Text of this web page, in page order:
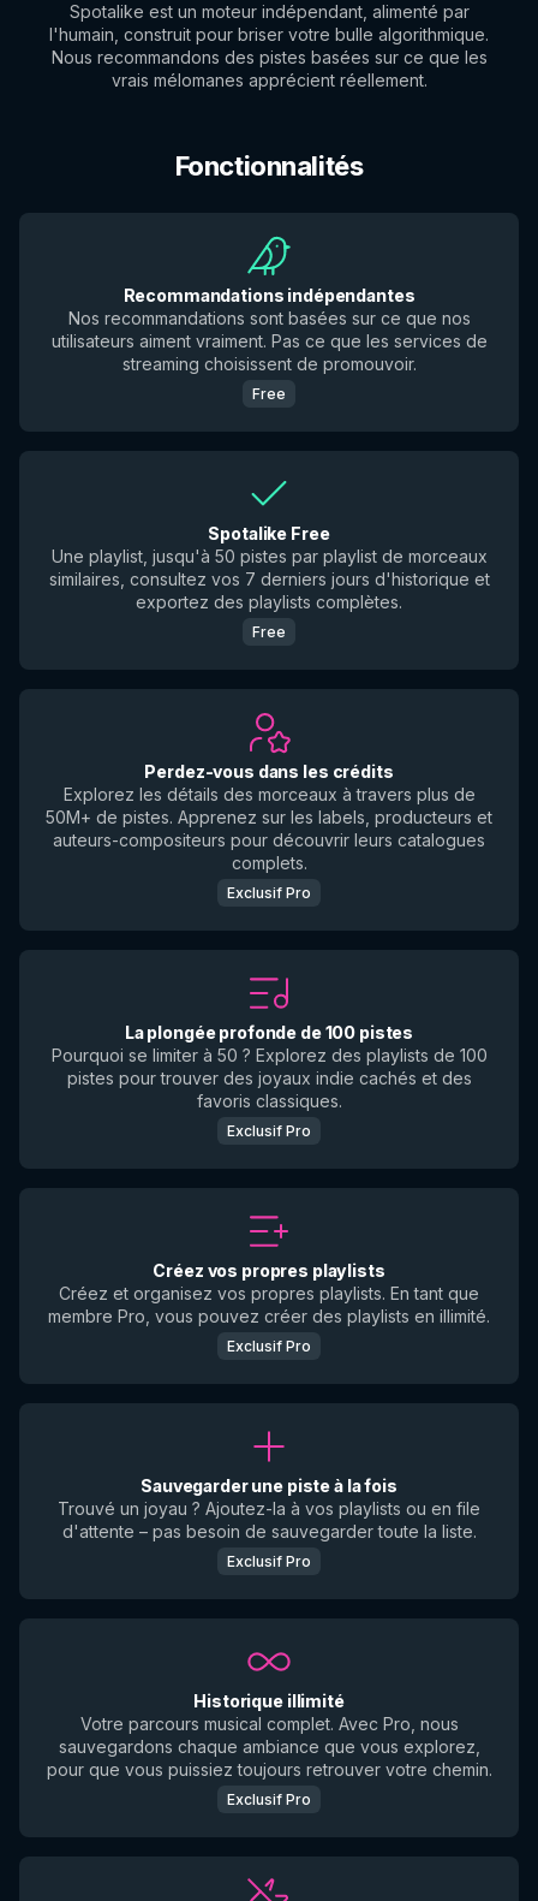
Spotalike est un moteur indépendant, alimenté par
l'humain, construit pour briser votre bulle algorithmique.
Nous recommandons des pistes basées sur ce que les
vrais mélomanes apprécient réellement.
Fonctionnalités
Recommandations indépendantes
Nos recommandations sont basées sur ce que nos
utilisateurs aiment vraiment. Pas ce que les services de
streaming choisissent de promouvoir.
Free
Spotalike Free
Une playlist, jusqu'à 50 pistes par playlist de morceaux
similaires, consultez vos 7 derniers jours d'historique et
exportez des playlists complètes.
Free
Perdez-vous dans les crédits
Explorez les détails des morceaux à travers plus de
50M+ de pistes. Apprenez sur les labels, producteurs et
auteurs-compositeurs pour découvrir leurs catalogues
complets.
Exclusif Pro
La plongée profonde de 100 pistes
Pourquoi se limiter à 50 ? Explorez des playlists de 100
pistes pour trouver des joyaux indie cachés et des
favoris classiques.
Exclusif Pro
Créez vos propres playlists
Créez et organisez vos propres playlists. En tant que
membre Pro, vous pouvez créer des playlists en illimité.
Exclusif Pro
Sauvegarder une piste à la fois
Trouvé un joyau ? Ajoutez-la à vos playlists ou en file
d'attente – pas besoin de sauvegarder toute la liste.
Exclusif Pro
Historique illimité
Votre parcours musical complet. Avec Pro, nous
sauvegardons chaque ambiance que vous explorez,
pour que vous puissiez toujours retrouver votre chemin.
Exclusif Pro